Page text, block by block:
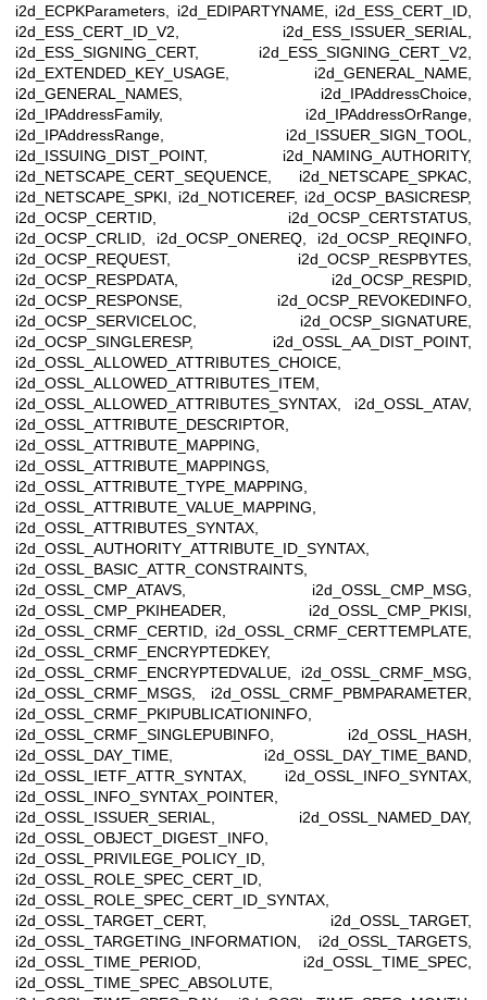
i2d_ECPKParameters, i2d_EDIPARTYNAME, i2d_ESS_CERT_ID,
i2d_ESS_CERT_ID_V2, i2d_ESS_ISSUER_SERIAL,
i2d_ESS_SIGNING_CERT, i2d_ESS_SIGNING_CERT_V2,
i2d_EXTENDED_KEY_USAGE, i2d_GENERAL_NAME,
i2d_GENERAL_NAMES, i2d_IPAddressChoice,
i2d_IPAddressFamily, i2d_IPAddressOrRange,
i2d_IPAddressRange, i2d_ISSUER_SIGN_TOOL,
i2d_ISSUING_DIST_POINT, i2d_NAMING_AUTHORITY,
i2d_NETSCAPE_CERT_SEQUENCE, i2d_NETSCAPE_SPKAC,
i2d_NETSCAPE_SPKI, i2d_NOTICEREF, i2d_OCSP_BASICRESP,
i2d_OCSP_CERTID, i2d_OCSP_CERTSTATUS,
i2d_OCSP_CRLID, i2d_OCSP_ONEREQ, i2d_OCSP_REQINFO,
i2d_OCSP_REQUEST, i2d_OCSP_RESPBYTES,
i2d_OCSP_RESPDATA, i2d_OCSP_RESPID,
i2d_OCSP_RESPONSE, i2d_OCSP_REVOKEDINFO,
i2d_OCSP_SERVICELOC, i2d_OCSP_SIGNATURE,
i2d_OCSP_SINGLERESP, i2d_OSSL_AA_DIST_POINT,
i2d_OSSL_ALLOWED_ATTRIBUTES_CHOICE,
i2d_OSSL_ALLOWED_ATTRIBUTES_ITEM,
i2d_OSSL_ALLOWED_ATTRIBUTES_SYNTAX, i2d_OSSL_ATAV,
i2d_OSSL_ATTRIBUTE_DESCRIPTOR,
i2d_OSSL_ATTRIBUTE_MAPPING,
i2d_OSSL_ATTRIBUTE_MAPPINGS,
i2d_OSSL_ATTRIBUTE_TYPE_MAPPING,
i2d_OSSL_ATTRIBUTE_VALUE_MAPPING,
i2d_OSSL_ATTRIBUTES_SYNTAX,
i2d_OSSL_AUTHORITY_ATTRIBUTE_ID_SYNTAX,
i2d_OSSL_BASIC_ATTR_CONSTRAINTS,
i2d_OSSL_CMP_ATAVS, i2d_OSSL_CMP_MSG,
i2d_OSSL_CMP_PKIHEADER, i2d_OSSL_CMP_PKISI,
i2d_OSSL_CRMF_CERTID, i2d_OSSL_CRMF_CERTTEMPLATE,
i2d_OSSL_CRMF_ENCRYPTEDKEY,
i2d_OSSL_CRMF_ENCRYPTEDVALUE, i2d_OSSL_CRMF_MSG,
i2d_OSSL_CRMF_MSGS, i2d_OSSL_CRMF_PBMPARAMETER,
i2d_OSSL_CRMF_PKIPUBLICATIONINFO,
i2d_OSSL_CRMF_SINGLEPUBINFO, i2d_OSSL_HASH,
i2d_OSSL_DAY_TIME, i2d_OSSL_DAY_TIME_BAND,
i2d_OSSL_IETF_ATTR_SYNTAX, i2d_OSSL_INFO_SYNTAX,
i2d_OSSL_INFO_SYNTAX_POINTER,
i2d_OSSL_ISSUER_SERIAL, i2d_OSSL_NAMED_DAY,
i2d_OSSL_OBJECT_DIGEST_INFO,
i2d_OSSL_PRIVILEGE_POLICY_ID,
i2d_OSSL_ROLE_SPEC_CERT_ID,
i2d_OSSL_ROLE_SPEC_CERT_ID_SYNTAX,
i2d_OSSL_TARGET_CERT, i2d_OSSL_TARGET,
i2d_OSSL_TARGETING_INFORMATION, i2d_OSSL_TARGETS,
i2d_OSSL_TIME_PERIOD, i2d_OSSL_TIME_SPEC,
i2d_OSSL_TIME_SPEC_ABSOLUTE,